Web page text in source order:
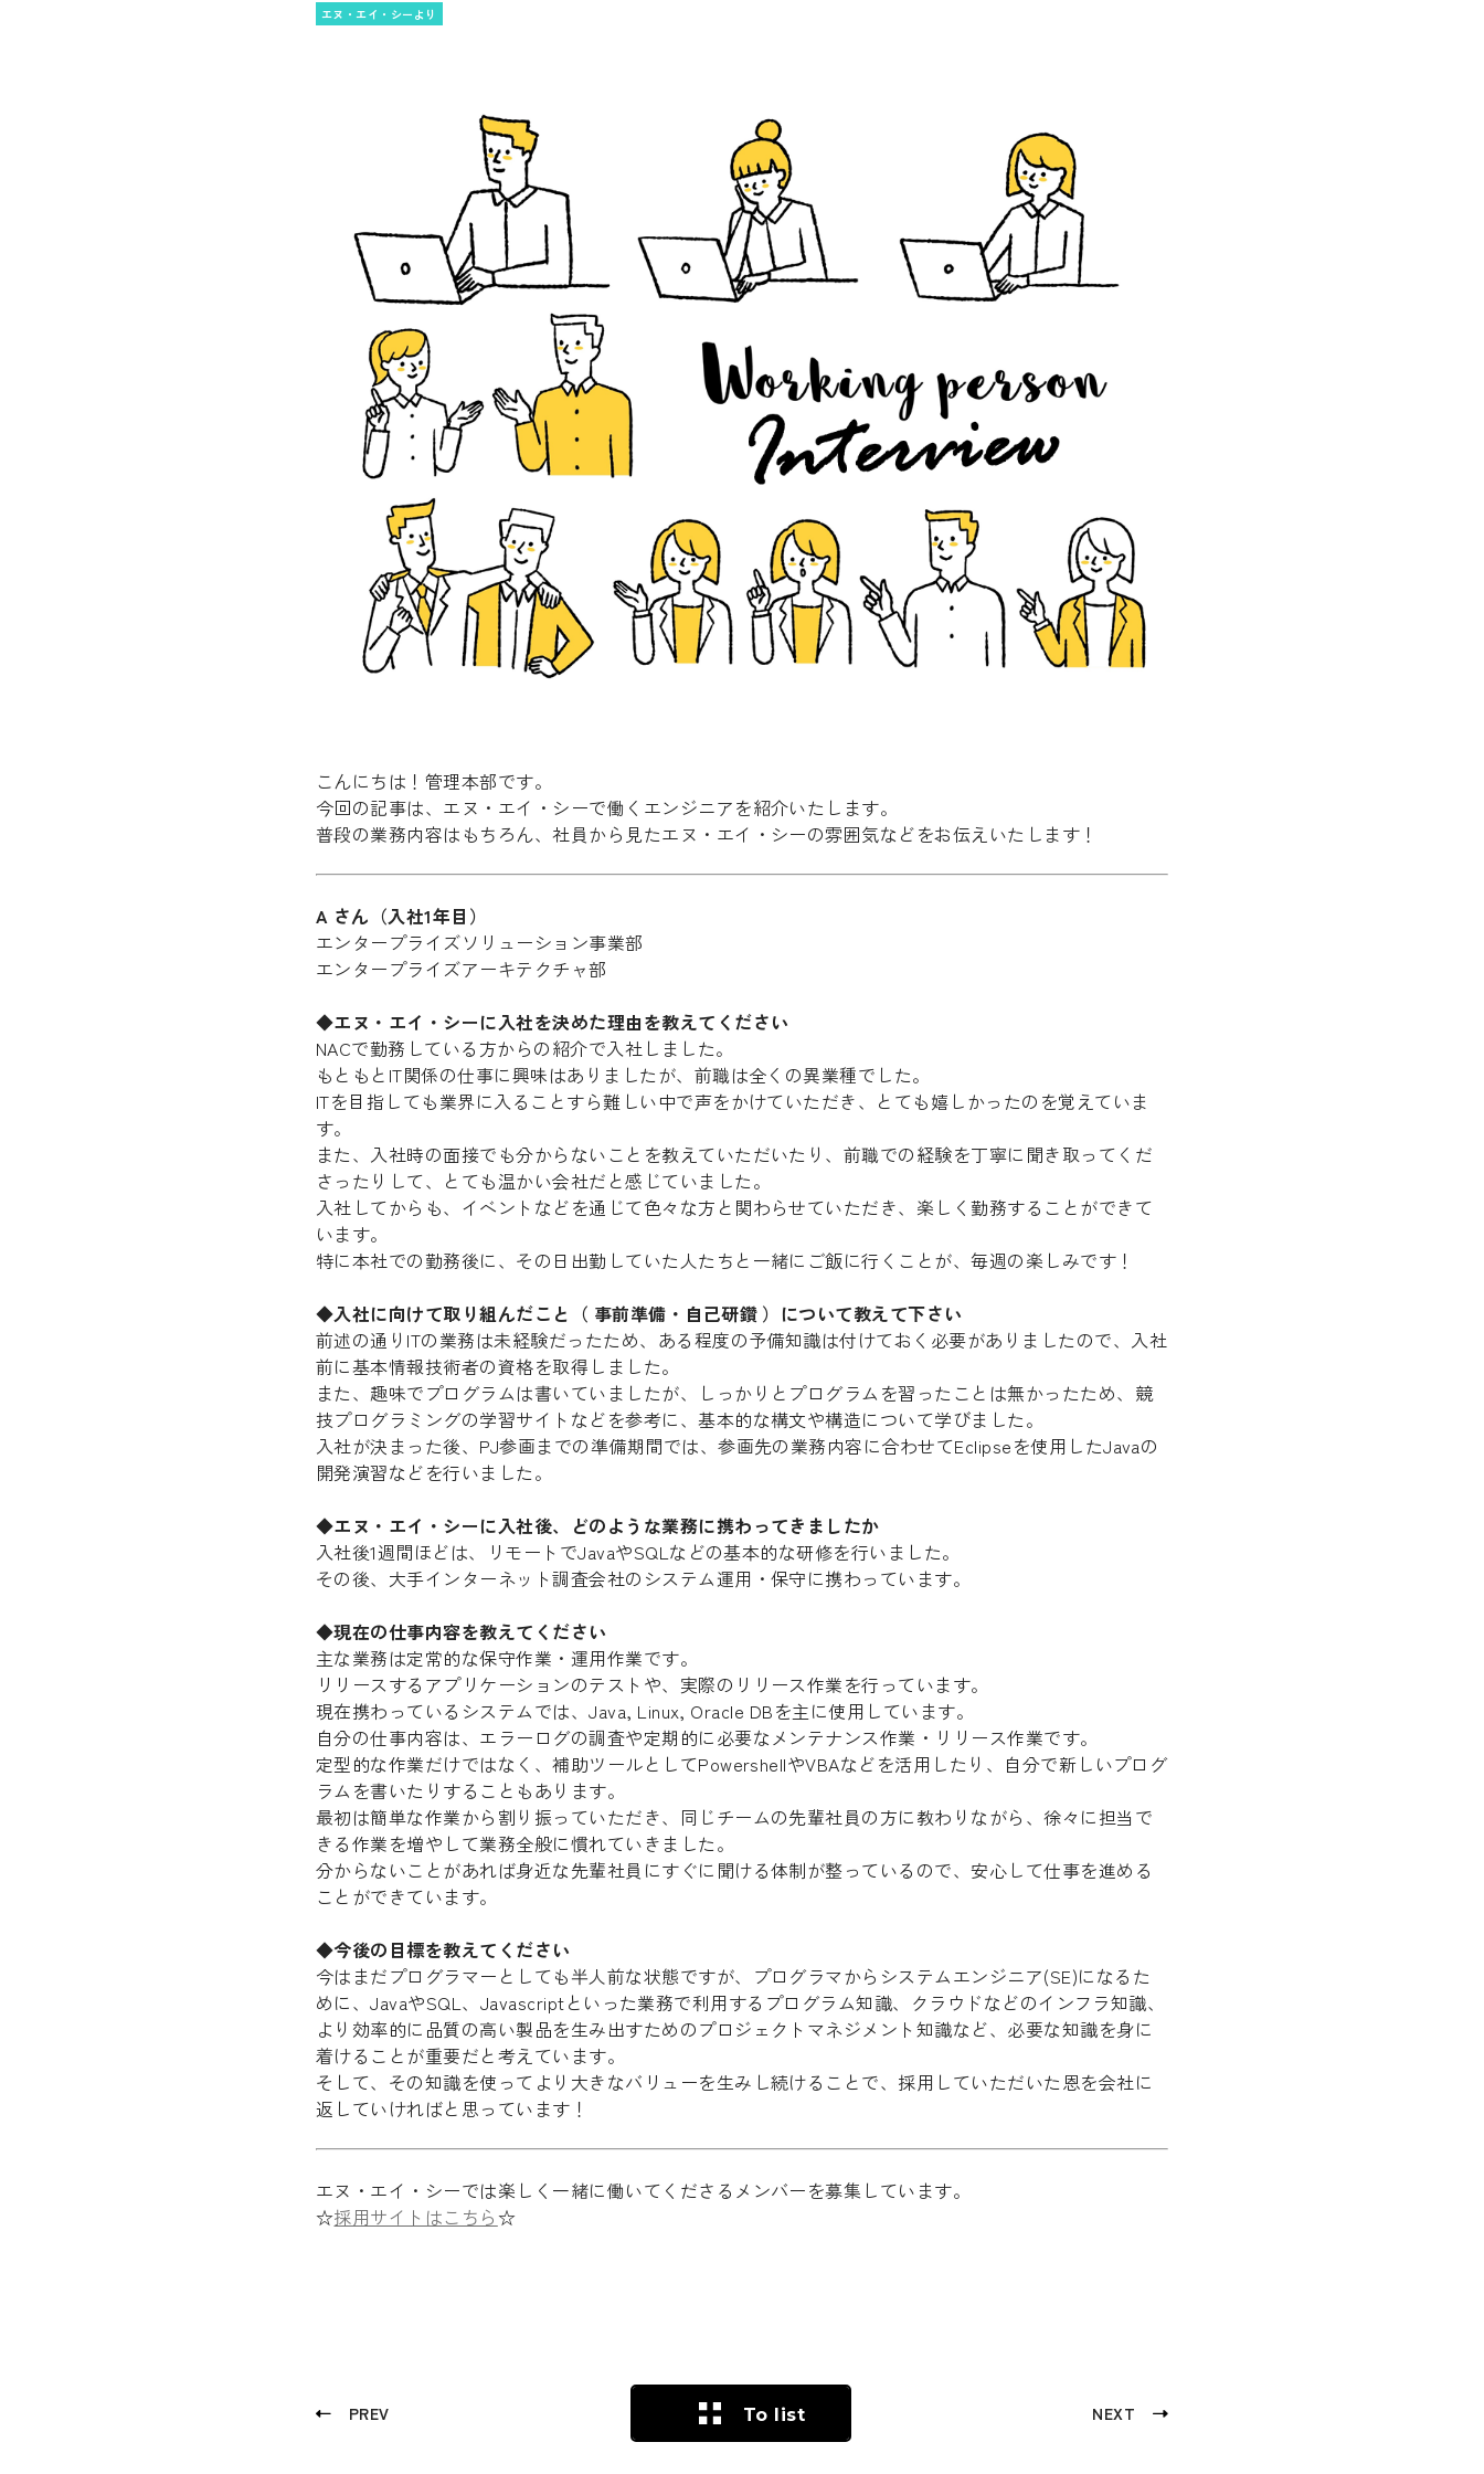
News release
エヌ・エイ・シーより
こんにちは！管理本部です。
今回の記事は、エヌ・エイ・シーで働くエンジニアを紹介いたします。
普段の業務内容はもちろん、社員から見たエヌ・エイ・シーの雰囲気などをお伝えいたします！
A さん（入社1年目）
エンタープライズソリューション事業部
エンタープライズアーキテクチャ部
◆エヌ・エイ・シーに入社を決めた理由を教えてください
NACで勤務している方からの紹介で入社しました。
もともとIT関係の仕事に興味はありましたが、前職は全くの異業種でした。
ITを目指しても業界に入ることすら難しい中で声をかけていただき、とても嬉しかったのを覚えていま
す。
また、入社時の面接でも分からないことを教えていただいたり、前職での経験を丁寧に聞き取ってくだ
さったりして、とても温かい会社だと感じていました。
入社してからも、イベントなどを通じて色々な方と関わらせていただき、楽しく勤務することができて
います。
特に本社での勤務後に、その日出勤していた人たちと一緒にご飯に行くことが、毎週の楽しみです！
◆入社に向けて取り組んだこと（ 事前準備・自己研鑽 ）について教えて下さい
前述の通りITの業務は未経験だったため、ある程度の予備知識は付けておく必要がありましたので、入社
前に基本情報技術者の資格を取得しました。
また、趣味でプログラムは書いていましたが、しっかりとプログラムを習ったことは無かったため、競
技プログラミングの学習サイトなどを参考に、基本的な構文や構造について学びました。
入社が決まった後、PJ参画までの準備期間では、参画先の業務内容に合わせてEclipseを使用したJavaの
開発演習などを行いました。
◆エヌ・エイ・シーに入社後、どのような業務に携わってきましたか
入社後1週間ほどは、リモートでJavaやSQLなどの基本的な研修を行いました。
その後、大手インターネット調査会社のシステム運用・保守に携わっています。
◆現在の仕事内容を教えてください
主な業務は定常的な保守作業・運用作業です。
リリースするアプリケーションのテストや、実際のリリース作業を行っています。
現在携わっているシステムでは、Java, Linux, Oracle DBを主に使用しています。
自分の仕事内容は、エラーログの調査や定期的に必要なメンテナンス作業・リリース作業です。
定型的な作業だけではなく、補助ツールとしてPowershellやVBAなどを活用したり、自分で新しいプログ
ラムを書いたりすることもあります。
最初は簡単な作業から割り振っていただき、同じチームの先輩社員の方に教わりながら、徐々に担当で
きる作業を増やして業務全般に慣れていきました。
分からないことがあれば身近な先輩社員にすぐに聞ける体制が整っているので、安心して仕事を進める
ことができています。
◆今後の目標を教えてください
今はまだプログラマーとしても半人前な状態ですが、プログラマからシステムエンジニア(SE)になるた
めに、JavaやSQL、Javascriptといった業務で利用するプログラム知識、クラウドなどのインフラ知識、
より効率的に品質の高い製品を生み出すためのプロジェクトマネジメント知識など、必要な知識を身に
着けることが重要だと考えています。
そして、その知識を使ってより大きなバリューを生みし続けることで、採用していただいた恩を会社に
返していければと思っています！
エヌ・エイ・シーでは楽しく一緒に働いてくださるメンバーを募集しています。
☆採用サイトはこちら☆
PREV To list NEXT